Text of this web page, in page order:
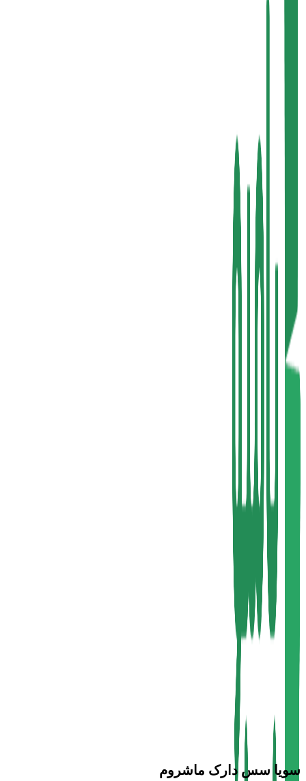
برای بزرگنمایی کلیک کنید
سویا سس دارک ماشروم